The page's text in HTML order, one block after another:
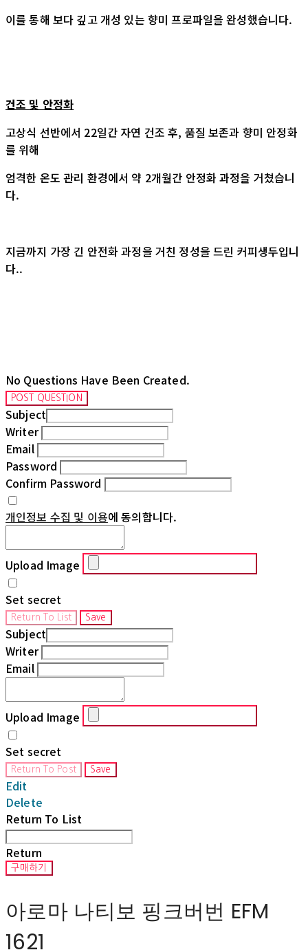
이를 통해 보다 깊고 개성 있는 향미 프로파일을 완성했습니다.
건조 및 안정화
고상식 선반에서 22일간 자연 건조 후, 품질 보존과 향미 안정화
를 위해
엄격한 온도 관리 환경에서 약 2개월간 안정화 과정을 거쳤습니
다.
지금까지 가장 긴 안전화 과정을 거친 정성을 드린 커피생두입니
다..
No Questions Have Been Created.
POST QUESTION
Subject
Writer
Email
Password
Confirm Password
개인정보 수집 및 이용에 동의합니다.
Upload Image
Set secret
Return To List Save
Subject
Writer
Email
Upload Image
Set secret
Return To Post Save
Edit
Delete
Return To List
Return
구매하기
아로마 나티보 핑크버번 EFM
1621